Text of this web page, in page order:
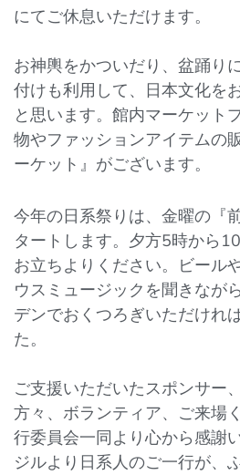
にてご休息いただけます。
お神輿をかついだり、盆踊り
付けも利用して、日本文化を
と思います。館内マーケット
物やファッションアイテムの
ーケット』がございます。
今年の日系祭りは、金曜の『
タートします。夕方5時から
お立ちよりください。ビール
ウスミュージックを聞きなが
デンでおくつろぎいただけれ
た。
ご支援いただいたスポンサー
方々、ボランティア、ご来場
行委員会一同より心から感謝
ジルより日系人のご一行が、